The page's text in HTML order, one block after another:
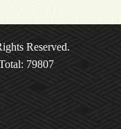
Reserved.
79807